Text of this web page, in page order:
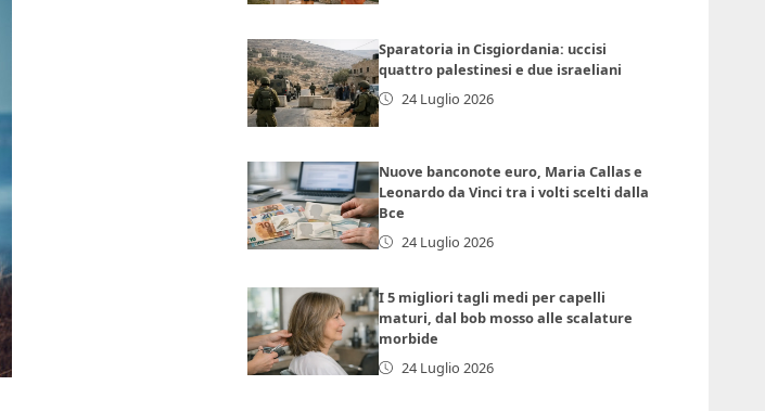
Sparatoria in Cisgiordania: uccisi
quattro palestinesi e due israeliani
24 Luglio 2026
Nuove banconote euro, Maria Callas e
Leonardo da Vinci tra i volti scelti dalla
Bce
24 Luglio 2026
I 5 migliori tagli medi per capelli
maturi, dal bob mosso alle scalature
morbide
24 Luglio 2026